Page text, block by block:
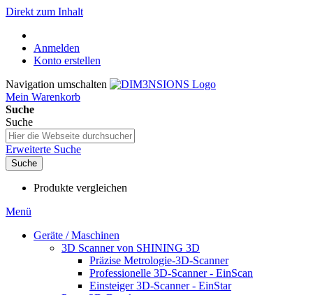
Direkt zum Inhalt
Anmelden
Konto erstellen
Navigation umschalten
Mein Warenkorb
Suche
Suche
Erweiterte Suche
Suche
Produkte vergleichen
Menü
Geräte / Maschinen
3D Scanner von SHINING 3D
Präzise Metrologie-3D-Scanner
Professionelle 3D-Scanner - EinScan
Einsteiger 3D-Scanner - EinStar